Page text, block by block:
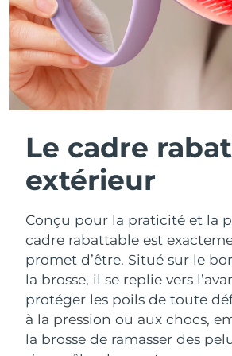
Le cadre
extérieur
Conçu pour la praticité et la
cadre rabattable est
promet d’être. Situé sur le
la brosse, il se replie vers
protéger les poils de toute
à la pression ou aux chocs,
la brosse de ramasser des